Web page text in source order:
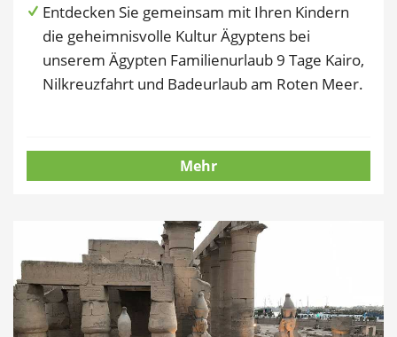
Entdecken Sie gemeinsam mit Ihren Kindern
die geheimnisvolle Kultur Ägyptens bei
unserem Ägypten Familienurlaub 9 Tage Kairo,
Nilkreuzfahrt und Badeurlaub am Roten Meer.
Mehr